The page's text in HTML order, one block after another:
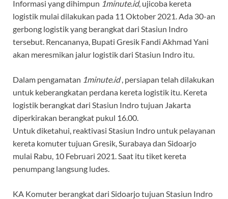
Informasi yang dihimpun 1minute.id, ujicoba kereta
logistik mulai dilakukan pada 11 Oktober 2021. Ada 30-an
gerbong logistik yang berangkat dari Stasiun Indro
tersebut. Rencananya, Bupati Gresik Fandi Akhmad Yani
akan meresmikan jalur logistik dari Stasiun Indro itu.
Dalam pengamatan 1minute.id, persiapan telah dilakukan
untuk keberangkatan perdana kereta logistik itu. Kereta
logistik berangkat dari Stasiun Indro tujuan Jakarta
diperkirakan berangkat pukul 16.00.
Untuk diketahui, reaktivasi Stasiun Indro untuk pelayanan
kereta komuter tujuan Gresik, Surabaya dan Sidoarjo
mulai Rabu, 10 Februari 2021. Saat itu tiket kereta
penumpang langsung ludes.
KA Komuter berangkat dari Sidoarjo tujuan Stasiun Indro